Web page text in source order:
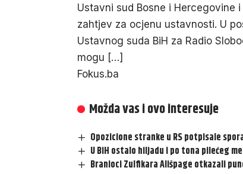
Ustavni sud Bosne i Hercegovine
zahtjev za ocjenu ustavnosti. U
Ustavnog suda BiH za Radio
mogu […]
Fokus.ba
Možda vas i ovo interesuje
Opozicione stranke u RS potpisale
U BiH ostalo hiljadu i po tona pilećeg
Branioci Zulfikara Ališpage otkazali